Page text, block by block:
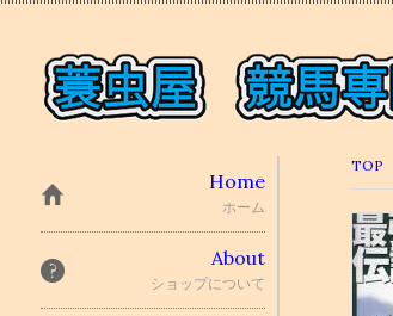
TOP
Home
ホーム
About
ショップについて